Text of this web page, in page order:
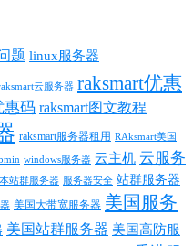
题 linux服务器
云服务器 raksmart优惠
惠码 raksmart图文教程
raksmart服务器租用 RAksmart美国
windows服务器 云主机 云服务
站群服务器 服务器安全 站群服务器
美国大带宽服务器 美国服务
美国站群服务器 美国高防服